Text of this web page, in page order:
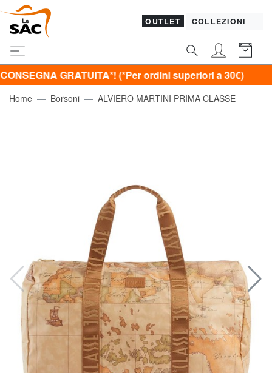
OUTLET COLLEZIONI
GRATUITA*! (*Per ordini superiori a 30€)
Home Borsoni ALVIERO MARTINI PRIMA CLASSE